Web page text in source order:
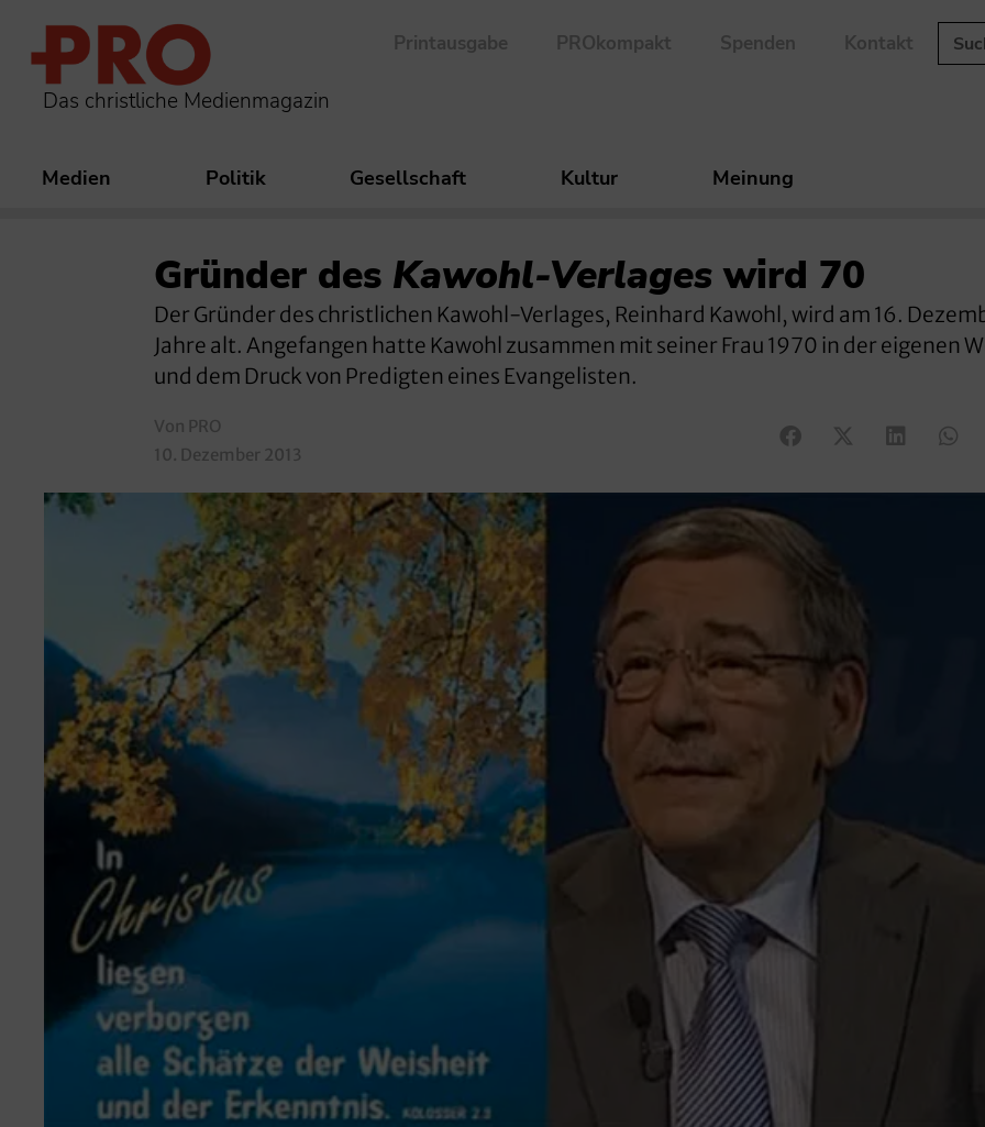
Das christliche Medienmagazin
Printausgabe PROkompakt Spenden Kontakt
Medien Politik Gesellschaft Kultur Meinung
Gründer des Kawohl-Verlages wird 70
Der Gründer des christlichen Kawohl-Verlages, Reinhard Kawohl, wird am 16.
Jahre alt. Angefangen hatte Kawohl zusammen mit seiner Frau 1970 in der eigenen
und dem Druck von Predigten eines Evangelisten.
Von PRO
10. Dezember 2013